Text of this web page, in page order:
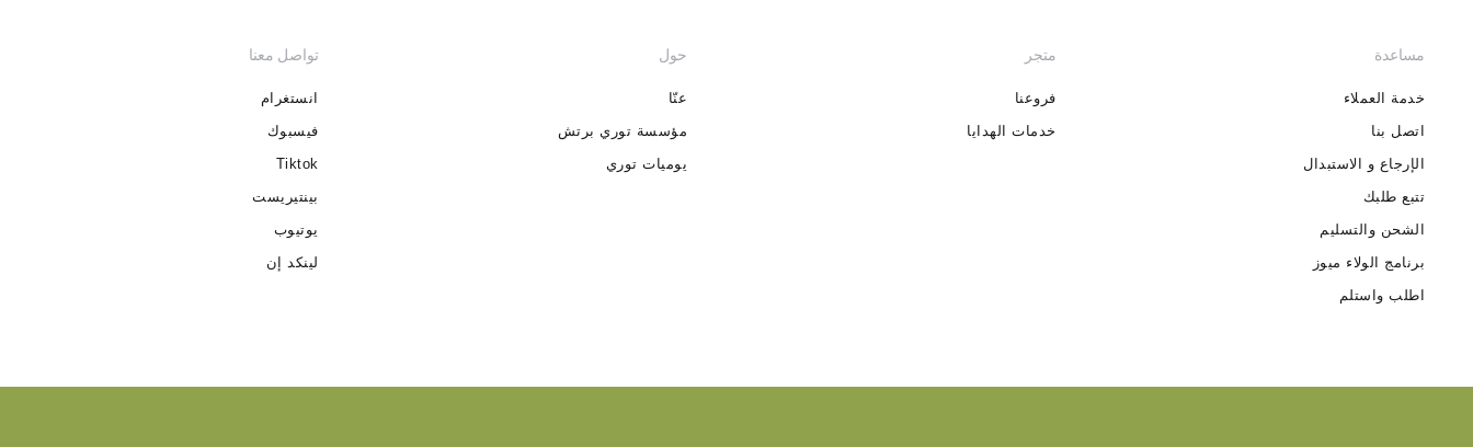
مساعدة
خدمة العملاء
اتصل بنا
الإرجاع و الاستبدال
تتبع طلبك
الشحن والتسليم
برنامج الولاء ميوز
اطلب واستلم
متجر
فروعنا
خدمات الهدايا
حول
عنّا
مؤسسة توري برتش
يوميات توري
تواصل معنا
انستغرام
فيسبوك
Tiktok
بينتيريست
يوتيوب
لينكد إن